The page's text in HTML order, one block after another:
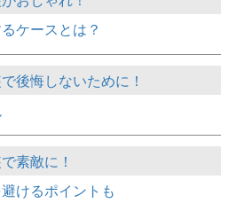
ケースとは？
後悔しないために！
素敵に！
けるポイントも